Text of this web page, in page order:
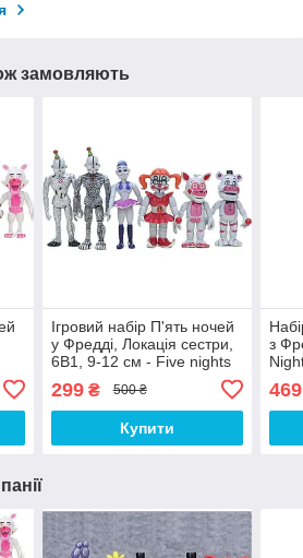
замовляють
Ігровий набір П'ять ночей
у Фредді, Локація сестри,
6В1, 9-12 см - Five nights
at freddy's Sister Location
299₴ 500 ₴
Купити
з
469